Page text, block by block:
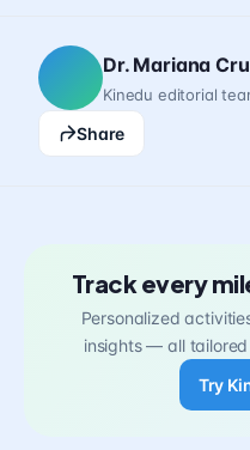
Dr. Mariana
Kinedu editorial
Share
Track every
Personalized
insights — all
Try